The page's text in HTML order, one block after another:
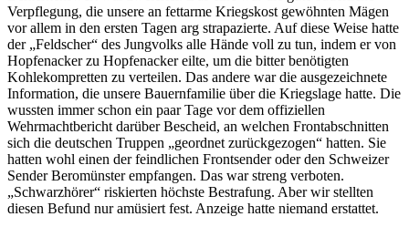
Verpflegung, die unsere an fettarme Kriegskost gewöhnten Mägen
vor allem in den ersten Tagen arg strapazierte. Auf diese Weise hatte
der Feldscher
des Jungvolks alle Hände voll zu tun, indem er von
Hopfenacker zu Hopfenacker eilte, um die bitter benötigten
Kohlekompretten zu verteilen. Das andere war die ausgezeichnete
Information, die unsere Bauernfamilie über die Kriegslage hatte. Die
wussten immer schon ein paar Tage vor dem offiziellen
Wehrmachtbericht darüber Bescheid, an welchen Frontabschnitten
sich die deutschen Truppen
geordnet zurückgezogen
hatten. Sie
hatten wohl einen der feindlichen Frontsender oder den Schweizer
Sender Beromünster empfangen. Das war streng verboten.
Schwarzhörer
riskierten höchste Bestrafung. Aber wir stellten
diesen Befund nur amüsiert fest. Anzeige hatte niemand erstattet.